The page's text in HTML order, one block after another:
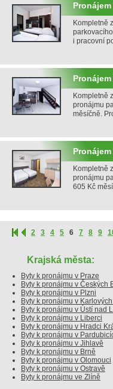
Kompletně
i pracovní
Kompletně
pronájmu
měsíčně.
Kompletně
pronájmu
605 Kč
2 3 4 5 6 7 8 9
Krajská města:
Byty k pronájmu v Praze
Byty k pronájmu v Českých
Byty k pronájmu v Plzni
Byty k pronájmu v
Byty k pronájmu v Ústí nad
Byty k pronájmu v Liberci
Byty k pronájmu v Hradci
Byty k pronájmu v
Byty k pronájmu v Jihlavě
Byty k pronájmu v Brně
Byty k pronájmu v Olomouci
Byty k pronájmu v Ostravě
Byty k pronájmu ve Zlíně